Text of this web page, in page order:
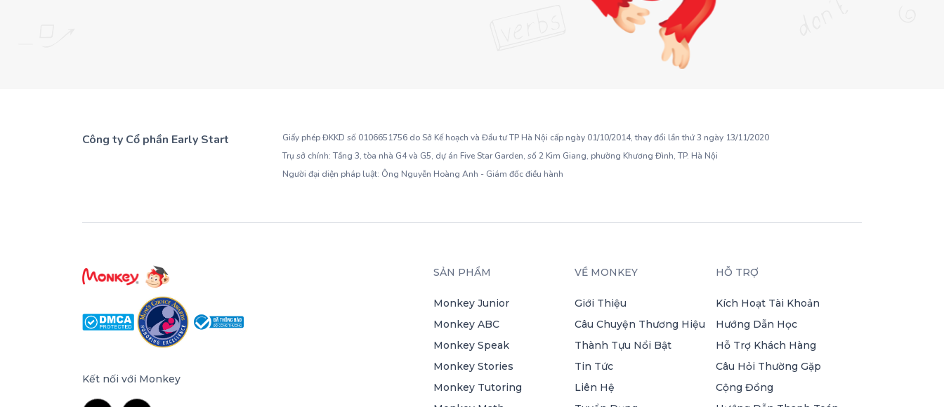
Công ty Cổ phần Early Start
Giấy phép ĐKKD số 0106651756 do Sở Kế hoạch và Đầu tư TP Hà Nội cấp ngày 01/10/2014, thay đổi lần thứ 3 ngày 13/11/2020
Trụ sở chính: Tầng 3, tòa nhà G4 và G5, dự án Five Star Garden, số 2 Kim Giang, phường Khương Đình, TP. Hà Nội
Người đại diện pháp luật: Ông Nguyễn Hoàng Anh - Giám đốc điều hành
Kết nối với Monkey
SẢN PHẨM
Monkey Junior
Monkey ABC
Monkey Speak
Monkey Stories
Monkey Tutoring
VỀ MONKEY
Giới Thiệu
Câu Chuyện Thương Hiệu
Thành Tựu Nổi Bật
Tin Tức
Liên Hệ
HỖ TRỢ
Kích Hoạt Tài Khoản
Hướng Dẫn Học
Hỗ Trợ Khách Hàng
Câu Hỏi Thường Gặp
Cộng Đồng